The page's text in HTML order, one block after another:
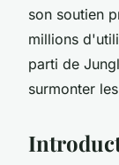
son soutien
millions
parti de
surmonter